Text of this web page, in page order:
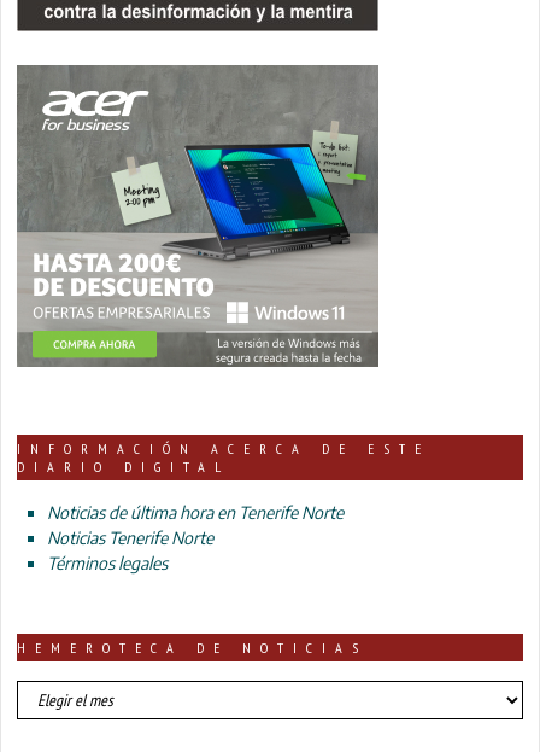
INFORMACIÓN ACERCA DE ESTE
DIARIO DIGITAL
Noticias de última hora en Tenerife Norte
Noticias Tenerife Norte
Términos legales
HEMEROTECA DE NOTICIAS
HEMEROTECA
DE